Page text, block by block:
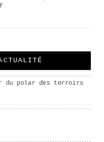
du polar des terroirs